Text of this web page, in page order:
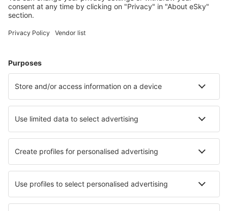
Nejvyhledávanější hotely uživateli eSky
Hotely in Mijas Hotely v Maladze Hotely v Barceloně
Hotely in Monachil Hotely v Lloret de Mar
Hotely in Toledo Hotely v Oviedu
Nejlepší hotely - města
Hotely in Bird Island Hotely in Rockaway
Hotely in Haidmühle Hotely in Santa Cruz do Lima